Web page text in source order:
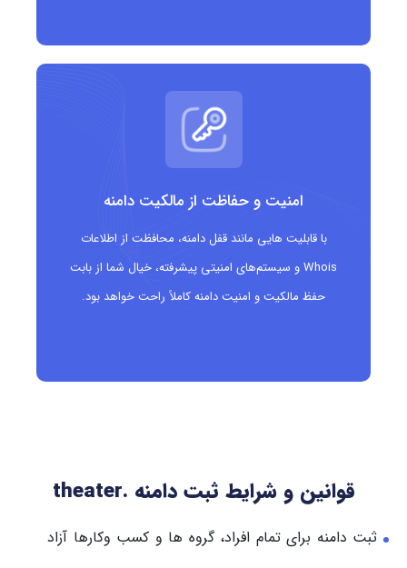
امنیت و حفاظت از مالکیت دامنه
با قابلیت هایی مانند قفل دامنه، محافظت از اطلاعات
Whois و سیستم‌های امنیتی پیشرفته، خیال شما از بابت
حفظ مالکیت و امنیت دامنه کاملاً راحت خواهد بود.
قوانین و شرایط ثبت دامنه .theater
ثبت دامنه برای تمام افراد، گروه ها و کسب وکارها آزاد